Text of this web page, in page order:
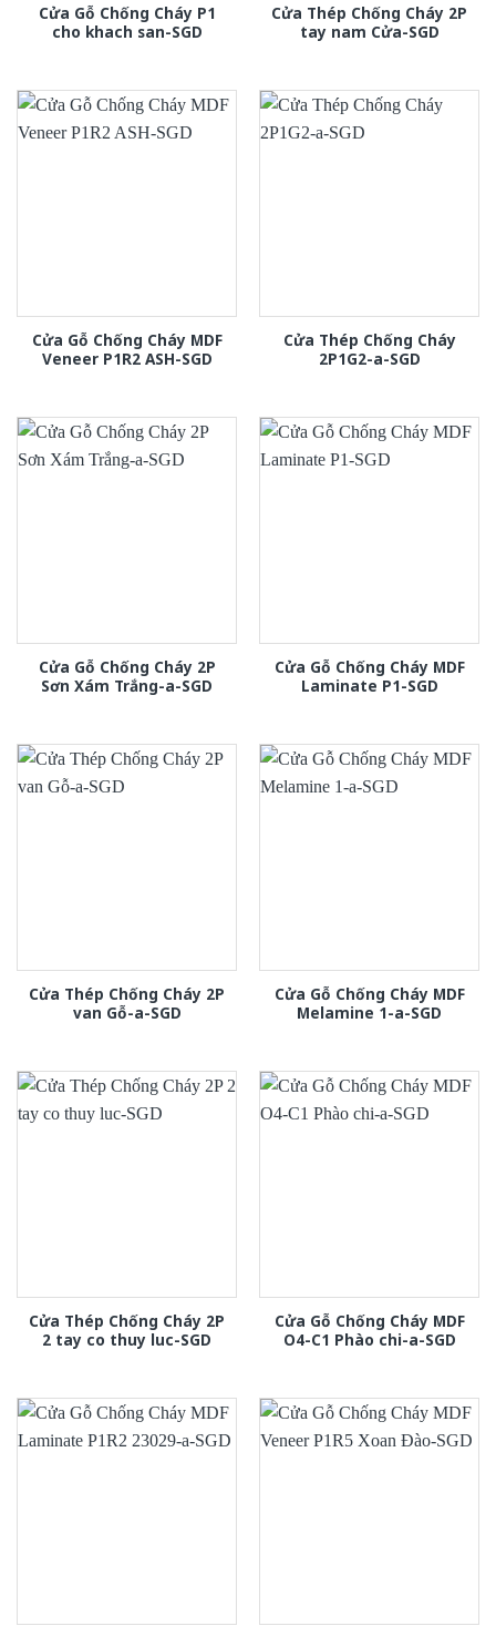
Cửa Gỗ Chống Cháy P1
cho khach san-SGD
Cửa Thép Chống Cháy 2P
tay nam Cửa-SGD
Cửa Gỗ Chống Cháy MDF
Veneer P1R2 ASH-SGD
Cửa Thép Chống Cháy
2P1G2-a-SGD
Cửa Gỗ Chống Cháy 2P
Sơn Xám Trắng-a-SGD
Cửa Gỗ Chống Cháy MDF
Laminate P1-SGD
Cửa Thép Chống Cháy 2P
van Gỗ-a-SGD
Cửa Gỗ Chống Cháy MDF
Melamine 1-a-SGD
Cửa Thép Chống Cháy 2P
2 tay co thuy luc-SGD
Cửa Gỗ Chống Cháy MDF
O4-C1 Phào chi-a-SGD